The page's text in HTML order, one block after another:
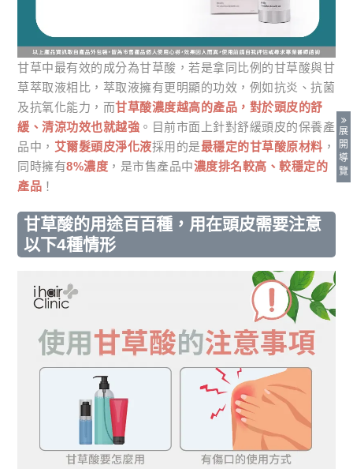
甘草中最有效的成分為甘草酸，若是拿同比例的甘草酸與甘
草萃取液相比，萃取液擁有更明顯的功效，例如抗炎、抗菌
及抗氧化能力，而甘草酸濃度越高的產品，對於頭皮的舒
緩、清涼功效也就越強 。目前市面上針對舒緩頭皮的保養產
品中， 艾爾髮頭皮淨化液採用的是最穩定的甘草酸原材料 ，
同時擁有8%濃度 ，是市售產品中濃度排名較高、較穩定的
產品 ！
甘草酸的用途百百種，用在頭皮需要注意
以下4種情形
展
開
導
覽